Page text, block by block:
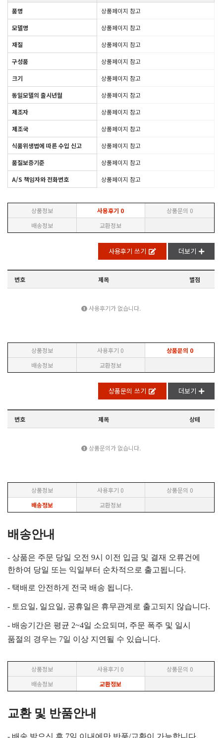
품명
상품페이지 참고
모델명
상품페이지 참고
재질
상품페이지 참고
구성품
상품페이지 참고
크기
상품페이지 참고
동일모델의 출시년월
상품페이지 참고
제조자
상품페이지 참고
제조국
상품페이지 참고
식품위생법에 따른 수입 신고
상품페이지 참고
품질보증기준
상품페이지 참고
A/S 책임자와 전화번호
상품페이지 참고
상품정보 사용후기 0 상품문의 0
배송정보
교환정보
사용후기 쓰기 더보기
번호 제목 별점
사용후기가 없습니다.
상품정보 사용후기 0 상품문의 0
배송정보
교환정보
상품문의 쓰기 더보기
번호 제목 상테
상품문의가 없습니다.
상품정보 사용후기 0 상품문의 0
배송정보
교환정보
배송안내
- 상품은 주문 당일 오전 9시 이전 입금 및 결재 오류건에
한하여 당일 또는 익일부터 순차적으로 출고됩니다.
- 택배로 안전하게 전국 배송 됩니다.
- 토요일, 일요일, 공휴일은 휴무관계로 출고되지 않습니다.
- 배송기간은 평균 2~4일 소요되며, 주문 폭주 및 일시
품절의 경우는 7일 이상 지연될 수 있습니다.
상품정보 사용후기 0 상품문의 0
배송정보
교환정보
교환 및 반품안내
- 배송 받으신 후 7일 이내에만 반품/교환이 가능합니다.